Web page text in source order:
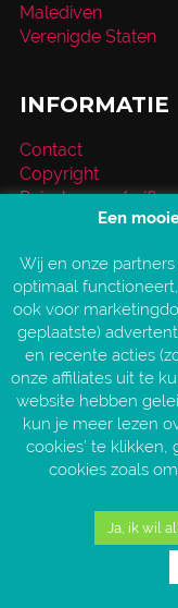
Malediven
Verenigde Staten
INFORMATIE
Contact
Copyright
Reischeque /
Over
Service en vragen
Vind jouw
Vacatures
AANGESLOTEN
Een
Wij en onze
optimaal
ook voor
geplaatste)
en recente acties
onze affiliates uit te
website hebben
kun je meer lezen
cookies’ te
cookies zoals
Ja, ik wil